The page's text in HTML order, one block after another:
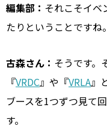
編集部： それこそイベ
たりということですね。
古森さん： そうです。
『VRDC』や『VRLA』
ブースを1つずつ見て
す。